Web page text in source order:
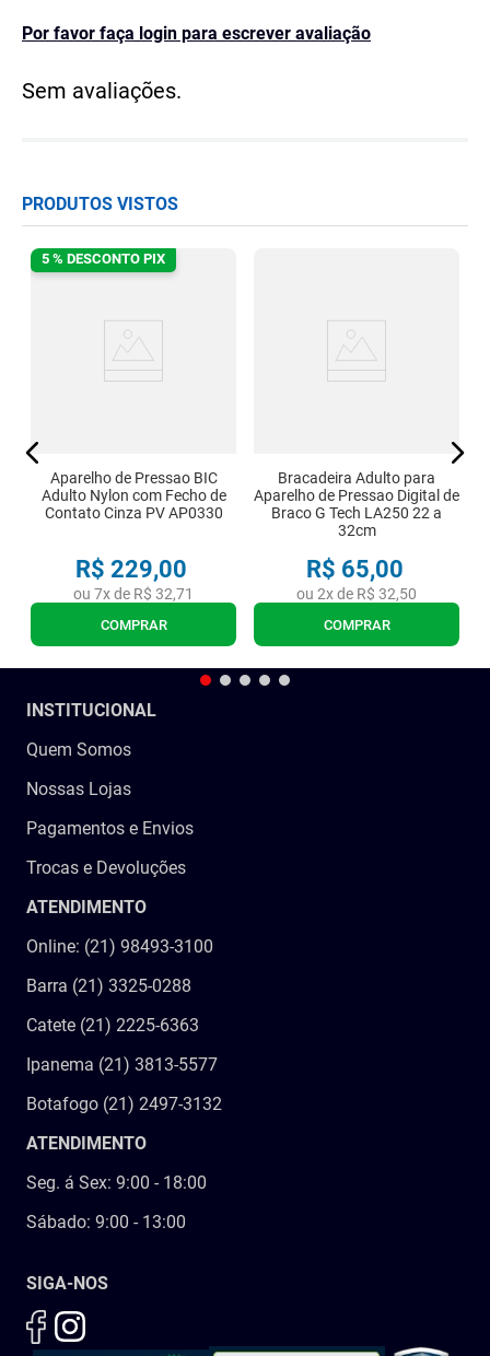
Por favor faça login para escrever avaliação
Sem avaliações.
PRODUTOS VISTOS
5 % DESCONTO PIX
Aparelho de Pressao BIC
Adulto Nylon com Fecho de
Contato Cinza PV AP0330
R$ 229,00
ou 7x de R$ 32,71
COMPRAR
Bracadeira Adulto para
Aparelho de Pressao Digital de
Braco G Tech LA250 22 a
32cm
R$ 65,00
ou 2x de R$ 32,50
COMPRAR
INSTITUCIONAL
Quem Somos
Nossas Lojas
Pagamentos e Envios
Trocas e Devoluções
ATENDIMENTO
Online: (21) 98493-3100
Barra (21) 3325-0288
Catete (21) 2225-6363
Ipanema (21) 3813-5577
Botafogo (21) 2497-3132
ATENDIMENTO
Seg. á Sex: 9:00 - 18:00
Sábado: 9:00 - 13:00
SIGA-NOS